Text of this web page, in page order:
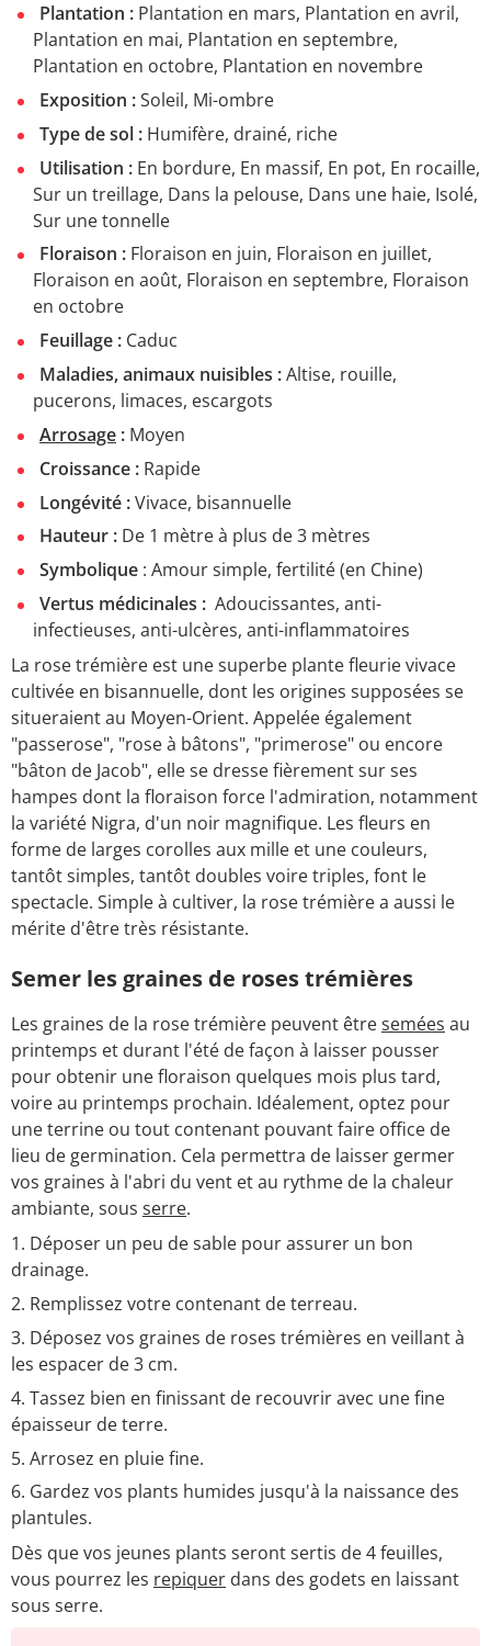
Plantation : Plantation en mars, Plantation en avril,
Plantation en mai, Plantation en septembre,
Plantation en octobre, Plantation en novembre
Exposition :Soleil, Mi-ombre
Type de sol : Humifère, drainé, riche
Utilisation : En bordure, En massif, En pot, En rocaille,
Sur un treillage, Dans la pelouse, Dans une haie, Isolé,
Sur une tonnelle
Floraison : Floraison en juin, Floraison en juillet,
Floraison en août, Floraison en septembre, Floraison
en octobre
Feuillage : Caduc
Maladies, animaux nuisibles :Altise, rouille,
pucerons, limaces, escargots
Arrosage : Moyen
Croissance : Rapide
Longévité :Vivace, bisannuelle
Hauteur : De 1 mètre à plus de 3 mètres
Symbolique : Amour simple, fertilité (en Chine)
Vertus médicinales : Adoucissantes, anti-
infectieuses, anti-ulcères, anti-inflammatoires
La rose trémière est une superbe plante fleurie vivace
cultivée en bisannuelle, dont les origines supposées se
situeraient au Moyen-Orient. Appelée également
"passerose", "rose à bâtons", "primerose" ou encore
"bâton de Jacob", elle se dresse fièrement sur ses
hampes dont la floraison force l'admiration, notamment
la variété Nigra, d'un noir magnifique. Les fleurs en
forme de larges corolles aux mille et une couleurs,
tantôt simples, tantôt doubles voire triples, font le
spectacle. Simple à cultiver, la rose trémière a aussi le
mérite d'être très résistante.
Semer les graines de roses trémières
Les graines de la rose trémière peuvent êtresemées au
printemps et durant l'été de façon à laisser pousser
pour obtenir une floraison quelques mois plus tard,
voire au printemps prochain. Idéalement, optez pour
une terrine ou tout contenant pouvant faire office de
lieu de germination. Cela permettra de laisser germer
vos graines à l'abri du vent et au rythme de la chaleur
ambiante, sous serre.
Déposer un peu de sable pour assurer un bon
drainage.
Remplissez votre contenant de terreau.
Déposez vos graines de roses trémières en veillant à
les espacer de 3 cm.
Tassez bien en finissant de recouvrir avec une fine
épaisseur de terre.
Arrosez en pluie fine.
Gardez vos plants humides jusqu'à la naissance des
plantules.
Dès que vos jeunes plants seront sertis de 4 feuilles,
vous pourrez les repiquer dans des godets en laissant
sous serre.